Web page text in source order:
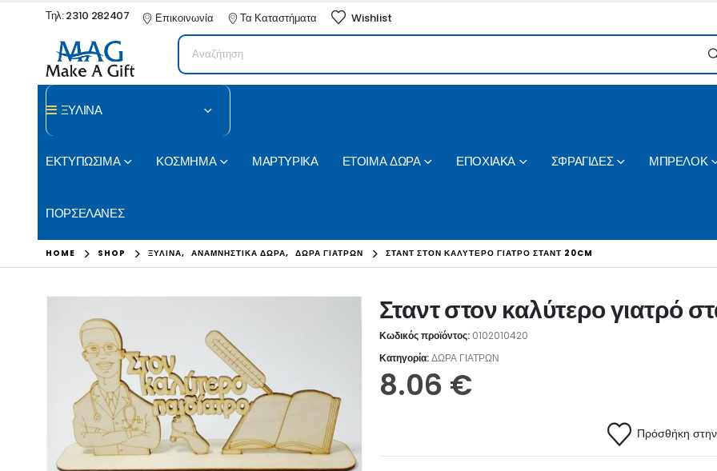
Τηλ: 2310 282407 Επικοινωνία Τα Καταστήματα Wishlist
ΞΥΛΙΝΑ
ΕΚΤΥΠΩΣΙΜΑ ΚΟΣΜΗΜΑ ΜΑΡΤΥΡΙΚΑ ΕΤΟΙΜΑ ΔΩΡΑ ΕΠΟΧΙΑΚΑ ΣΦΡΑΓΙΔΕΣ ΜΠΡΕΛΟΚ
ΠΟΡΣΕΛΑΝΕΣ
HOME SHOP ΞΥΛΙΝΑ, ΑΝΑΜΝΗΣΤΙΚΑ ΔΩΡΑ, ΔΩΡΑ ΓΙΑΤΡΩΝ ΣΤΑΝΤ ΣΤΟΝ ΚΑΛΎΤΕΡΟ ΓΙΑΤΡΌ ΣΤΑΝΤ 20CM
Σταντ στον καλύτερο γιατρό
Κωδικός προϊόντος: 0102010420
Κατηγορία:ΔΩΡΑ ΓΙΑΤΡΩΝ
8.06 €
Πρόσθήκη στην